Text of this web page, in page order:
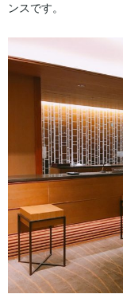
ンスです。